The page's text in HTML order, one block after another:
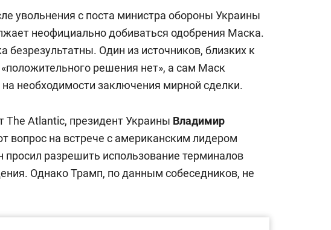
увольнения с поста министра обороны Украины
неофициально добиваться одобрения Маска.
безрезультатны. Один из источников, близких к
решения нет», а сам Маск
необходимости заключения мирной сделки.
The Atlantic, президент Украины Владимир
вопрос на встрече с американским лидером
просил разрешить использование терминалов
Однако Трамп, по данным собеседников, не